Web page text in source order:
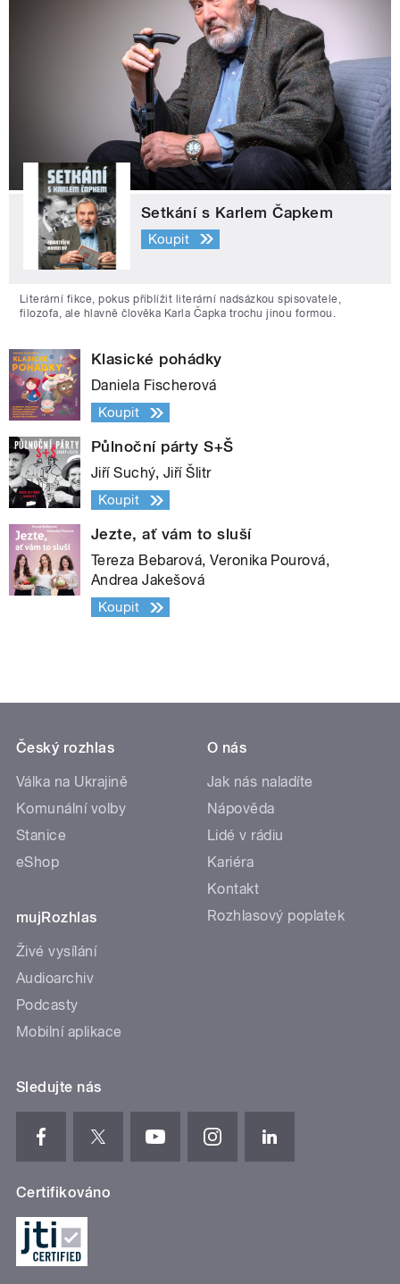
Setkání s Karlem Čapkem
Koupit
Literární fikce, pokus přiblížit literární nadsázkou spisovatele,
filozofa, ale hlavně člověka Karla Čapka trochu jinou formou.
Klasické pohádky
Daniela Fischerová
Koupit
Půlnoční párty S+Š
Jiří Suchý, Jiří Šlitr
Koupit
Jezte, ať vám to sluší
Tereza Bebarová, Veronika Pourová,
Andrea Jakešová
Koupit
Český rozhlas
Válka na Ukrajině
Komunální volby
Stanice
eShop
mujRozhlas
Živé vysílání
Audioarchiv
Podcasty
Mobilní aplikace
O nás
Jak nás naladíte
Nápověda
Lidé v rádiu
Kariéra
Kontakt
Rozhlasový poplatek
Sledujte nás
Certifikováno